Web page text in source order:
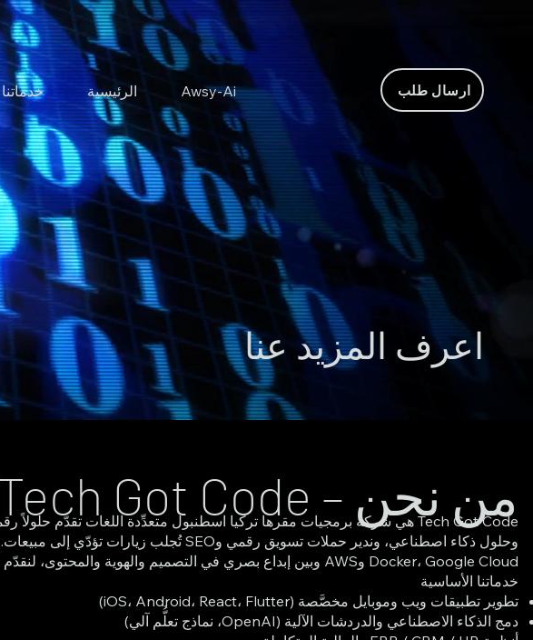
خدماتنا الرئيسية Awsy-Ai ارسال طلب
اعرف المزيد عنا
من نحن – Tech Got Code
Docker، Google Cloud وAWS وبين إبداع بصري في التصميم والهوية والمحتوى، لنقدّم منتجاً متكاملاً وآمناً يصل إلى السوق بسرعة ويُعجب المستخدمين ومحركات البحث معاً.
خدماتنا الأساسية
تطوير تطبيقات ويب وموبايل مخصَّصة (iOS، Android، React، Flutter)
دمج الذكاء الاصطناعي والدردشات الآلية (OpenAI، نماذج تعلُّم آلي)